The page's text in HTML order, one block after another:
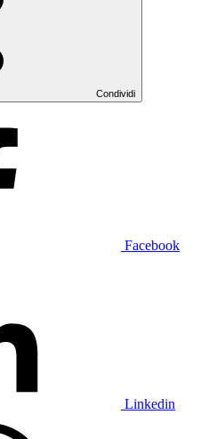
Condividi
Facebook
Linkedin